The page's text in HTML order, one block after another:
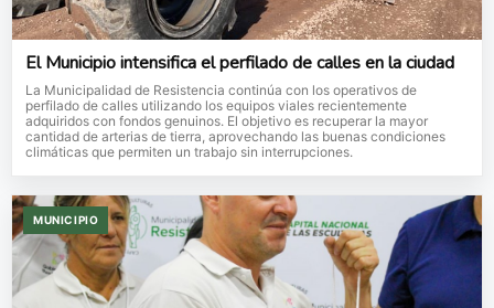
El Municipio intensifica el perfilado de calles en la ciudad
La Municipalidad de Resistencia continúa con los operativos de
perfilado de calles utilizando los equipos viales recientemente
adquiridos con fondos genuinos. El objetivo es recuperar la mayor
cantidad de arterias de tierra, aprovechando las buenas condiciones
climáticas que permiten un trabajo sin interrupciones.
MUNICIPIO